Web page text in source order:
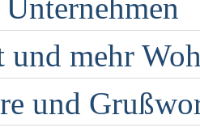
und mehr
und